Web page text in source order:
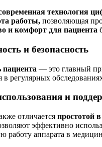
технология
работы, позволяющая
и комфорт для пациента
и безопасность
пациента — это главный
регулярных
и
отличается простотой
эффективно
работу аппарата в